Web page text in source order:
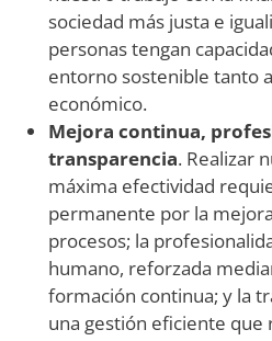
sociedad más justa e
personas tengan
entorno sostenible tanto
económico.
Mejora continua,
transparencia. Realizar
máxima efectividad
permanente por la
procesos; la
humano, reforzada
formación continua; y la
una gestión eficiente que